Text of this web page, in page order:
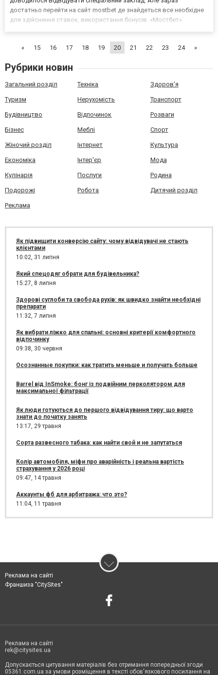
достатньо перейти на сайт mostbet де знайдеться все необхідне
для здійснення ставок, використання бонусів. «Мостбет»
«
15 16 17 18 19 20 21 22 23 24 »
Рубрики новин
Загальний розділ Техніка Здоров'я
Туризм Нерухомість Транспорт
Будівництво Відпочинок Розваги
Бізнес Меблі Спорт
Жіночий розділ Інтернет Культура
Економіка Інтер'єр Мода
Кулінарія Послуги Родина
Подорожі Робота Дитячий розділ
Реклама
Як підвищити конверсію сайту: чому відвідувачі не стають
клієнтами
10:02, 31 липня
Який спецодяг обрати для будівельника?
15:27, 8 липня
Здорові суглоби та свобода рухів: як швидко знайти необхідні
препарати
11:32, 7 липня
Як вибрати ліжко для спальні: основні критерії комфортного
відпочинку
09:38, 30 червня
Осознанные покупки: как тратить меньше и получать больше
Barrel від InSmoke: бонг із подвійним перколятором для
максимальної фільтрації
Як люди готуються до першого відвідування тиру: що варто
знати до початку занять
13:17, 29 травня
Сорта развесного табака: как найти свой и не запутаться
Колір автомобіля, міфи про аварійність і реальна вартість
страхування у 2026 році
09:47, 14 травня
Аккаунты фб для арбитража: что это?
11:04, 11 травня
Реклама на сайті
Франшиза "CitySites"
Реклама на сайті
rek@citysites.ua
Допускається цитування матеріалів без отримання попередньої згоди
05361.com.ua за умови розміщення в тексті обов'язкового посилання на